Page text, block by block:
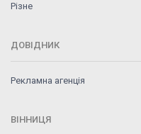
Різне
ДОВІДНИК
Рекламна агенція
ВІННИЦЯ